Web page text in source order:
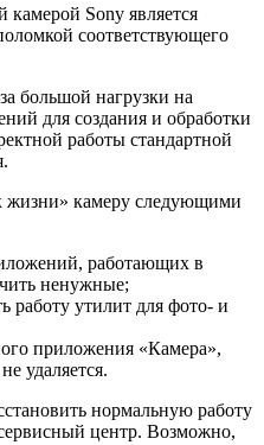
камерой Sony является
соответствующего
большой нагрузки на
для создания и обработки
работы стандартной
жизни» камеру следующими
работающих в
ненужные;
работу утилит для фото- и
приложения «Камера»,
удаляется.
нормальную работу
центр. Возможно,